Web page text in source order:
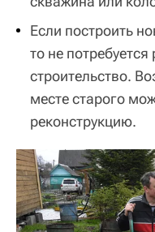
Если построить
то не
строительство.
месте старого
реконструкцию.